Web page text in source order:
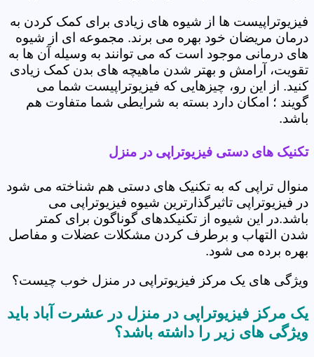
فیزیوتراپیست ها از شیوه های زیادی برای کمک کردن به
درمان مریضان خود بهره می برند. مجموعه ای از شیوه
های درمانی موجود است که می توانند به وسیله آن ها به
تقویت، آرامش و بهتر شدن ماهیچه های بدن کمک زیادی
کنید. از این رو، چیزهایی که فیزیوتراپیست شما می
گویند ؛ امکان دارد بسته به شرایطی شما متفاوت هم
باشد.
تکنیک های دستی فیزیوتراپی در منزل
منوال تراپی که به تکنیک های دستی هم شناخته می شود
در فیزیوتراپی تاثیرگذارترین شیوه فیزیوتراپی می
باشد.در این شیوه از تکنیکدهای گوناگون برای کمتر
شدن التهاب و برطرف کردن مشکلات عضلات و مفاصل
بهره برده می شود.
ویژگی های یک مرکز فیزیوتراپی در منزل خوب چیست؟
یک مرکز فیزیوتراپی در منزل در عشرت آباد باید
ویژگی های زیر را داشته باشد؟